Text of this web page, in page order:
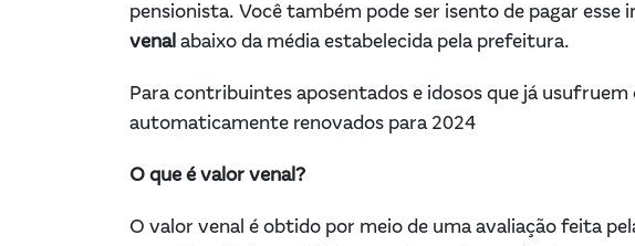
pensionista. Você também pode ser isento de pagar esse
venal abaixo da média estabelecida pela prefeitura.
Para contribuintes aposentados e idosos que já usufruem
automaticamente renovados para 2024
O que é valor venal?
O valor venal é obtido por meio de uma avaliação feita